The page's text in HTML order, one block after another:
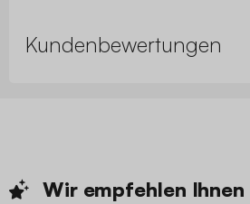
Kundenbewertungen
Wir empfehlen Ihnen